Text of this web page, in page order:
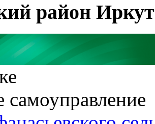
район
самоуправление